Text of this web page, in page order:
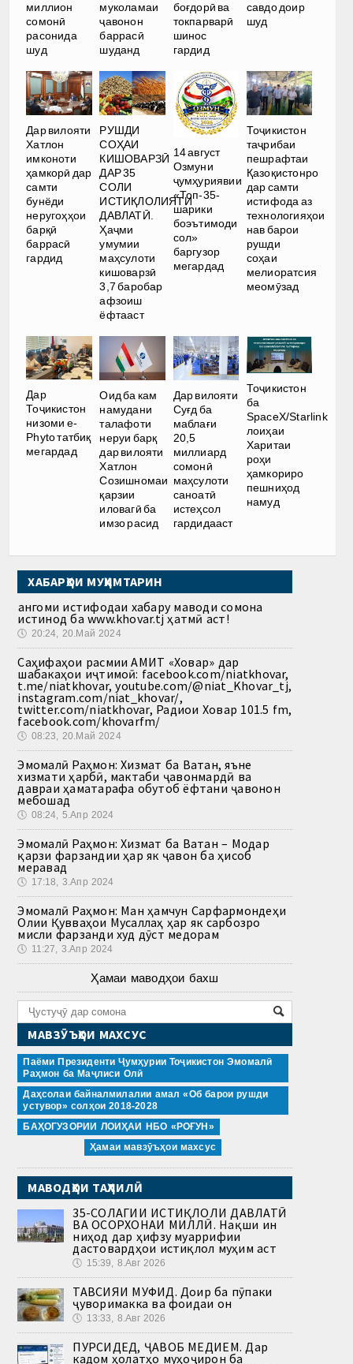
миллион
сомонӣ
расонида
шуд
муколамаи
ҷавонон
баррасӣ
шуданд
боғдорӣ ва
токпарварӣ
шинос
гардид
савдо доир
шуд
Дар вилояти
Хатлон
имконоти
ҳамкорӣ дар
самти
бунёди
неругоҳҳои
барқӣ
баррасӣ
гардид
РУШДИ
СОҲАИ
КИШОВАРЗӢ
ДАР 35
СОЛИ
ИСТИҚЛОЛИЯТИ
ДАВЛАТӢ.
Ҳаҷми
умумии
маҳсулоти
кишоварзӣ
3,7 баробар
афзоиш
ёфтааст
14 август
Озмуни
ҷумҳуриявии
«Топ-35-
шарики
боэътимоди
сол»
баргузор
мегардад
Тоҷикистон
таҷрибаи
пешрафтаи
Қазоқистонро
дар самти
истифода аз
технологияҳои
нав барои
рушди
соҳаи
мелиоратсия
меомӯзад
Дар
Тоҷикистон
низоми e-
Phyto татбиқ
мегардад
Оид ба кам
намудани
талафоти
неруи барқ
дар вилояти
Хатлон
Созишномаи
қарзии
иловагӣ ба
имзо расид
Дар вилояти
Суғд ба
маблағи
20,5
миллиард
сомонӣ
маҳсулоти
саноатӣ
истеҳсол
гардидааст
Тоҷикистон
ба
SpaceX/Starlink
лоиҳаи
Харитаи
роҳи
ҳамкориро
пешниҳод
намуд
ХАБАРҲОИ МУҲИМТАРИН
Ҳангоми истифодаи хабару маводи сомона
истинод ба www.khovar.tj ҳатмӣ аст!
🕔 20:24, 20.Май 2024
Саҳифаҳои расмии АМИТ «Ховар» дар
шабакаҳои иҷтимоӣ: facebook.com/niatkhovar,
t.me/niatkhovar, youtube.com/@niat_Khovar_tj,
instagram.com/niat_khovar/,
twitter.com/niatkhovar, Радиои Ховар 101.5 fm,
facebook.com/khovarfm/
🕔 08:23, 20.Май 2024
Эмомалӣ Раҳмон: Хизмат ба Ватан, яъне
хизмати ҳарбӣ, мактаби ҷавонмардӣ ва
давраи ҳаматарафа обутоб ёфтани ҷавонон
мебошад
🕔 08:24, 5.Апр 2024
Эмомалӣ Раҳмон: Хизмат ба Ватан – Модар
қарзи фарзандии ҳар як ҷавон ба ҳисоб
меравад
🕔 17:18, 3.Апр 2024
Эмомалӣ Раҳмон: Ман ҳамчун Сарфармондеҳи
Олии Қувваҳои Мусаллаҳ ҳар як сарбозро
мисли фарзанди худ дӯст медорам
🕔 11:27, 3.Апр 2024
Ҳамаи маводҳои бахш
МАВЗӮЪҲОИ МАХСУС
Паёми Президенти Ҷумҳурии Тоҷикистон Эмомалӣ
Раҳмон ба Маҷлиси Олӣ
Даҳсолаи байналмилалии амал «Об барои рушди
устувор» солҳои 2018-2028
БАҲОГУЗОРИИ ЛОИҲАИ НБО «РОҒУН»
Ҳамаи мавзӯъҳои махсус
МАВОДҲОИ ТАҲЛИЛӢ
35-СОЛАГИИ ИСТИҚЛОЛИ ДАВЛАТӢ
ВА ОСОРХОНАИ МИЛЛӢ. Нақши ин
ниҳод дар ҳифзу муаррифии
дастовардҳои истиқлол муҳим аст
🕔 15:39, 8.Авг 2026
ТАВСИЯИ МУФИД. Доир ба пӯпаки
ҷуворимакка ва фоидаи он
🕔 13:33, 8.Авг 2026
ПУРСИДЕД, ҶАВОБ МЕДИҲЕМ. Дар
кадом ҳолатҳо муҳоҷирон ба